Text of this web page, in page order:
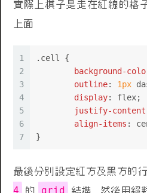
實際上棋子是走在紅線的格
上面
1
2
3
4
5
6
7
.cell
{
background-
outline: 1px
display: flex;
justify-content
align-items :
}
最後分別設定紅方及黑方的
4
grid